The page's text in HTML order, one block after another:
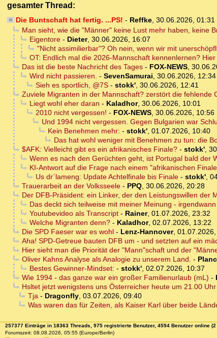
gesamter Thread:
Die Buntschaft hat fertig. ...PS! - Reffke, 30.06.2026, 01:31
Man sieht, wie die "Männer" keine Lust mehr haben, keine
Eigentore- Dieter, 30.06.2026, 16:07
"Nicht assimilierbar"? Oh nein, wenn wir mit
OT: Endlich mal die 2026-Mannschaft kennenlernen?
Das ist die beste Nachricht des Tages- FOX-NEWS,
Wird nicht passieren. - SevenSamurai, 30.06.2026, 12:34
Sieh es sportlich, @7S- stokk', 30.06.2026, 12:41
Zuviele Migranten in der Mannschaft? zerstört die fehlende
Liegt wohl eher daran - Kaladhor, 30.06.2026, 10:01
2010 nicht vergessen! - FOX-NEWS, 30.06.2026, 10:56
Und 1994 nicht vergessen. Gegen Bulgarien war
Kein Benehmen mehr: - stokk', 01.07.2026, 10:40
Das hat wohl weniger mit Benehmen zu tun: die
$AFK: Vielleicht gibt es ein afrikanisches Finale?- stokk',
Wenn es nach den Gerüchten geht, ist Portugal bald der
KI-Antwort auf die Frage nach einem "afrikanischen
Us dr´lameng: Update Achtelfinale bis Finale- stokk',
Trauerarbeit an der Volksseele- PPQ, 30.06.2026, 20:28
Der DFB-Präsident: ein Linker, der den Leistungswillen der
Das deckt sich teilweise mit meiner Meinung -
Youtubevideo als Transcript- Rainer, 01.07.2026, 23:32
Welche Migranten denn?- Kaladhor, 02.07.2026, 13:22
Die SPD Faeser war es wohl- Lenz-Hannover,
Aha! SPD-Getreue bauten DFB um - und setzten auf ein
Hier sieht man die Priorität der "Mann"schaft und der
Oliver Kahns Analyse als Analogie zu unserem Land. -
Bestes Gewinner-Mindset: - stokk', 02.07.2026, 10:37
Wie 1994 - das ganze war ein großer Familienurlaub (mL) -
Hsltet jetzt wenigstens uns Österreicher heute um 21.00
Tja- Dragonfly, 03.07.2026, 09:40
Was waren das für Zeiten, als Kaiser Karl über beide
257377 Einträge in 18363 Threads, 975 registrierte Benutzer, 4594 Benutzer online
Forumszeit: 08.08.2026, 05:55 (Europe/Berlin)